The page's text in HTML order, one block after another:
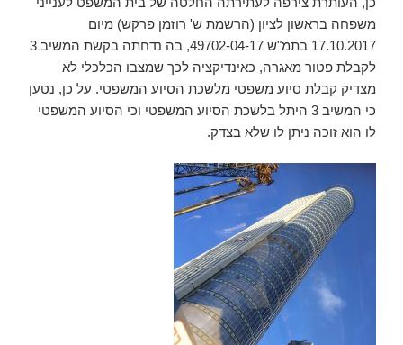
משפחה בראשון לציון (הרשמת ש' רוזמן פרקש) מיום
17.10.2017 בתמ"ש 49702-04-17, בה נדחתה בקשת המשיב 3
לקבלת פטור מאגרה, כאינדיקציה לכך שמצבו הכלכלי לא
מצדיק קבלת סיוע משפטי מלשכת הסיוע המשפטי. על כן, נטען
כי המשיב 3 היתל בלשכת הסיוע המשפטי וכי הסיוע המשפטי
לו הוא זוכה ניתן לו שלא בצדק.